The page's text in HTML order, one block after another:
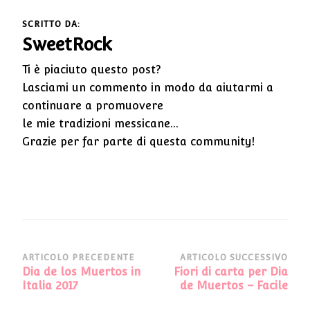
SCRITTO DA:
SweetRock
Ti è piaciuto questo post?
Lasciami un commento in modo da aiutarmi a
continuare a promuovere
le mie tradizioni messicane...
Grazie per far parte di questa community!
Navigazione
articoli
ARTICOLO PRECEDENTE
Dia de los Muertos in
Italia 2017
ARTICOLO SUCCESSIVO
Fiori di carta per Dia
de Muertos – Facile